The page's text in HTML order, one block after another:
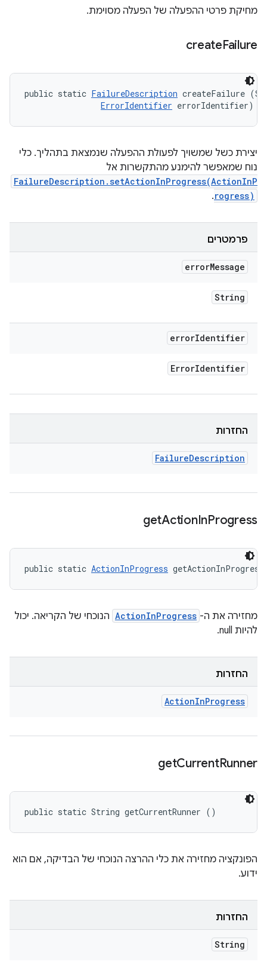
מחיקת פרטי ההפעלה של הפעלה מסוימת.
createFailure
public static FailureDescription createFailure
ErrorIdentifier errorIdentifier)
יצירת כשל שמשויך לפעולת ההפעלה שנמצאת בתהליך. כלי
נוח שמאפשר להימנע מהתקשרות אל
FailureDescription.setActionInProgress(ActionInP
rogress)
.
פרמטרים
errorMessage
String
errorIdentifier
ErrorIdentifier
החזרות
FailureDescription
getActionInProgress
public static ActionInProgress
מחזירה את ה- ActionInProgress הנוכחי של הקריאה. יכול
להיות null.
החזרות
ActionInProgress
getCurrentRunner
public static String getCurrentRunner ()
הפונקציה מחזירה את כלי ההרצה הנוכחי של הבדיקה, אם הוא
ידוע.
החזרות
String